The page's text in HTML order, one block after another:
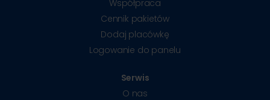
Współpraca
Cennik pakietów
Dodaj placówkę
Logowanie do panelu
Serwis
O nas